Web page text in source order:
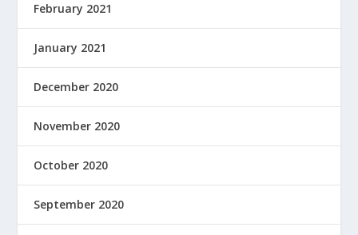
February 2021
January 2021
December 2020
November 2020
October 2020
September 2020